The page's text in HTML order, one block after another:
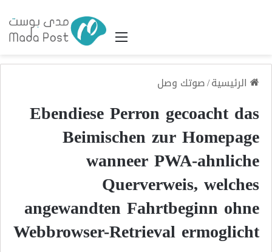
القائمة
الرئيسية/صوتك وصل
Ebendiese Perron gecoacht das
Beimischen zur Homepage
wanneer PWA-ahnliche
Querverweis, welches
angewandten Fahrtbeginn ohne
Webbrowser-Retrieval ermoglicht